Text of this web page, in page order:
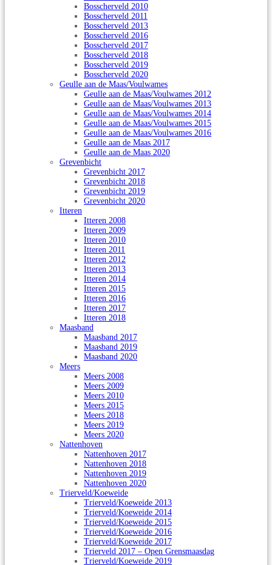
Bosscherveld 2010
Bosscherveld 2011
Bosscherveld 2013
Bosscherveld 2016
Bosscherveld 2017
Bosscherveld 2018
Bosscherveld 2019
Bosscherveld 2020
Geulle aan de Maas/Voulwames
Geulle aan de Maas/Voulwames 2012
Geulle aan de Maas/Voulwames 2013
Geulle aan de Maas/Voulwames 2014
Geulle aan de Maas/Voulwames 2015
Geulle aan de Maas/Voulwames 2016
Geulle aan de Maas 2017
Geulle aan de Maas 2020
Grevenbicht
Grevenbicht 2017
Grevenbicht 2018
Grevenbicht 2019
Grevenbicht 2020
Itteren
Itteren 2008
Itteren 2009
Itteren 2010
Itteren 2011
Itteren 2012
Itteren 2013
Itteren 2014
Itteren 2015
Itteren 2016
Itteren 2017
Itteren 2018
Maasband
Maasband 2017
Maasband 2019
Maasband 2020
Meers
Meers 2008
Meers 2009
Meers 2010
Meers 2015
Meers 2018
Meers 2019
Meers 2020
Nattenhoven
Nattenhoven 2017
Nattenhoven 2018
Nattenhoven 2019
Nattenhoven 2020
Trierveld/Koeweide
Trierveld/Koeweide 2013
Trierveld/Koeweide 2014
Trierveld/Koeweide 2015
Trierveld/Koeweide 2016
Trierveld/Koeweide 2017
Trierveld 2017 – Open Grensmaasdag
Trierveld/Koeweide 2019